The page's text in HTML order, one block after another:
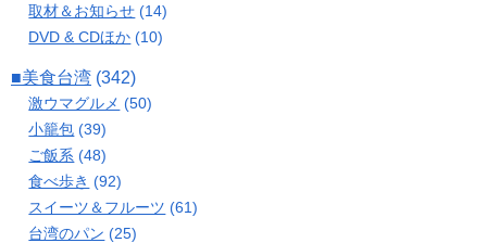
取材＆お知らせ (14)
DVD & CDほか (10)
■美食台湾 (342)
激ウマグルメ (50)
小籠包 (39)
ご飯系 (48)
食べ歩き (92)
スイーツ＆フルーツ (61)
台湾のパン (25)